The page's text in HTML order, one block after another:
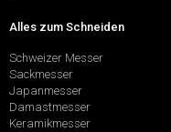
Alles zum Schneiden
Schweizer Messer
Sackmesser
Japanmesser
Damastmesser
Keramikmesser